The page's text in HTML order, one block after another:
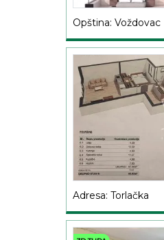
Opština: Voždovac
Adresa: Torlačka